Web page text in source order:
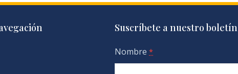
Suscríbete a nuestro boletín
Nombre *